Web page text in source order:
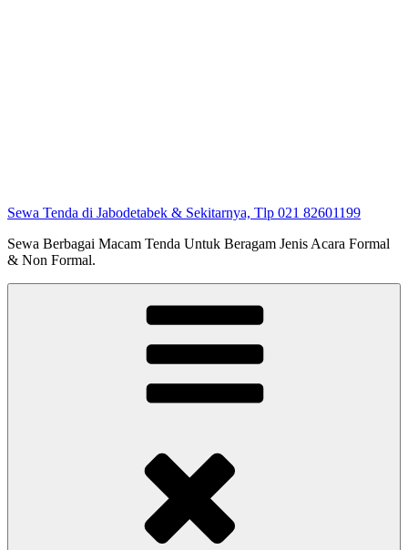
Sewa Tenda di Jabodetabek & Sekitarnya, Tlp 021 82601199
Sewa Berbagai Macam Tenda Untuk Beragam Jenis Acara Formal
& Non Formal.